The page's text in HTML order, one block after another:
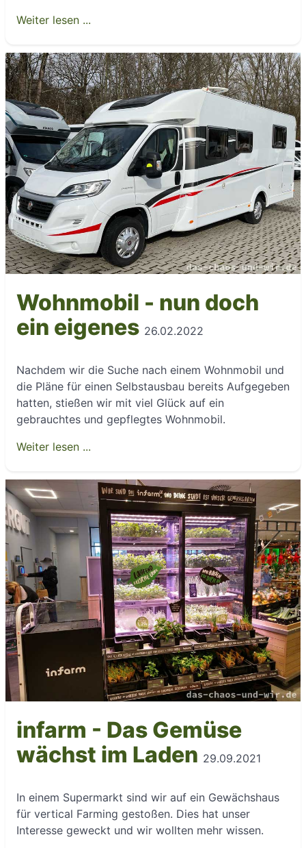
Weiter lesen ...
Wohnmobil - nun doch
ein eigenes 26.02.2022
Nachdem wir die Suche nach einem Wohnmobil und
die Pläne für einen Selbstausbau bereits Aufgegeben
hatten, stießen wir mit viel Glück auf ein
gebrauchtes und gepflegtes Wohnmobil.
Weiter lesen ...
infarm - Das Gemüse
wächst im Laden 29.09.2021
In einem Supermarkt sind wir auf ein Gewächshaus
für vertical Farming gestoßen. Dies hat unser
Interesse geweckt und wir wollten mehr wissen.